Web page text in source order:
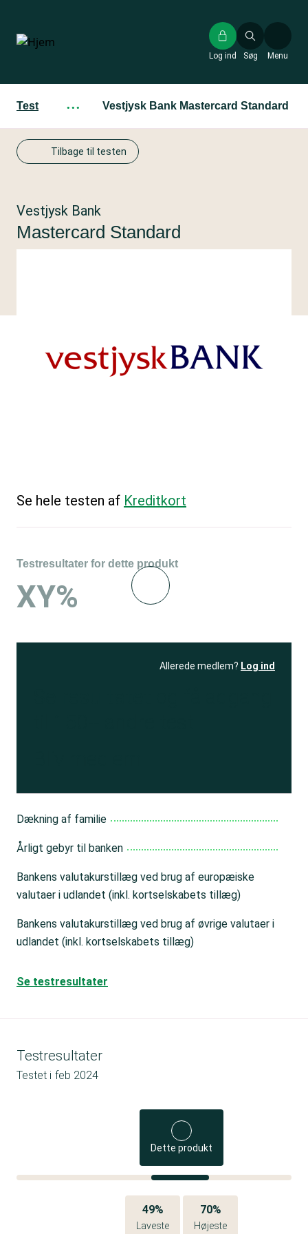
hovedindhold
Søg
Log ind Menu
Test ··· Vestjysk Bank Mastercard Standard
Tilbage til testen
Vestjysk Bank
Mastercard Standard
Se hele testen af Kreditkort
Testresultater for dette produkt
XY%
Allerede medlem? Log ind
Dækning af familie
Årligt gebyr til banken
Bankens valutakurstillæg ved brug af europæiske
valutaer i udlandet (inkl. kortselskabets tillæg)
Bankens valutakurstillæg ved brug af øvrige valutaer i
udlandet (inkl. kortselskabets tillæg)
Se testresultater
Testresultater
Testet i feb 2024
Dette produkt
49%
Laveste
70%
Højeste